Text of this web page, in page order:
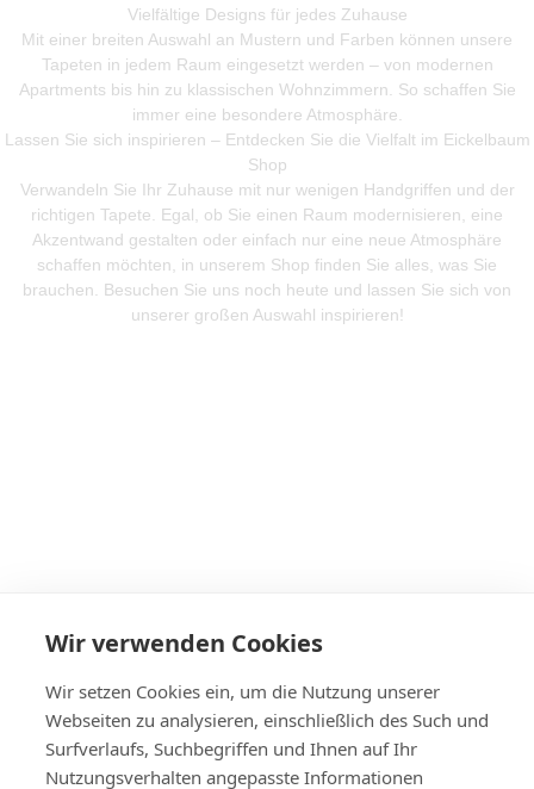
Wir verwenden Cookies
Wir setzen Cookies ein, um die Nutzung unserer
Webseiten zu analysieren, einschließlich des Such und
Surfverlaufs, Suchbegriffen und Ihnen auf Ihr
Nutzungsverhalten angepasste Informationen
Vielfältige Designs für jedes Zuhause
Mit einer breiten Auswahl an Mustern und Farben können unsere
Tapeten in jedem Raum eingesetzt werden – von modernen
Apartments bis hin zu klassischen Wohnzimmern. So schaffen Sie
immer eine besondere Atmosphäre.
Lassen Sie sich inspirieren – Entdecken Sie die Vielfalt im Eickelbaum
Shop
Verwandeln Sie Ihr Zuhause mit nur wenigen Handgriffen und der
richtigen Tapete. Egal, ob Sie einen Raum modernisieren, eine
Akzentwand gestalten oder einfach nur eine neue Atmosphäre
schaffen möchten, in unserem Shop finden Sie alles, was Sie
brauchen. Besuchen Sie uns noch heute und lassen Sie sich von
unserer großen Auswahl inspirieren!